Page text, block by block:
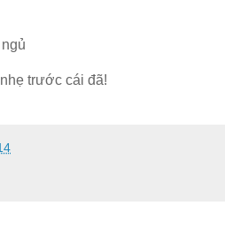
trước cái đã!